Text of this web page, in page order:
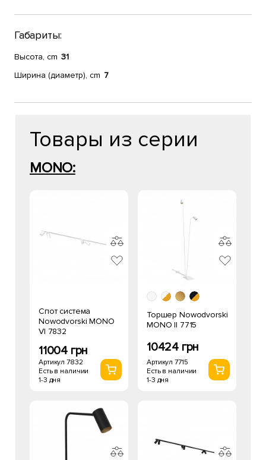
Габариты:
Высота, cm 31
Ширина (диаметр), cm 7
Товары из серии
MONO:
Спот система
Nowodvorski MONO
VI 7832
11004 грн
Артикул 7832
Есть в наличии
1-3 дня
Торшер Nowodvorski
MONO II 7715
10424 грн
Артикул 7715
Есть в наличии
1-3 дня